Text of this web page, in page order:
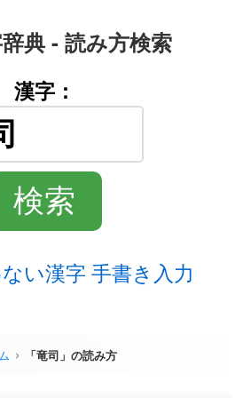
典 - 読み方検索
漢字：
い漢字 手書き入力
「竜司」の読み方